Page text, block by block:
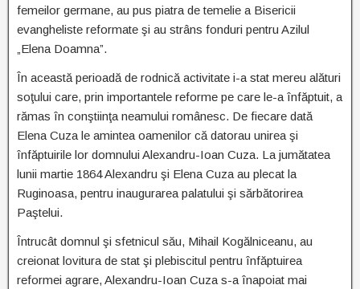
femeilor germane, au pus piatra de temelie a Bisericii
evangheliste reformate şi au strâns fonduri pentru Azilul
„Elena Doamna”.
În această perioadă de rodnică activitate i-a stat mereu alături
soţului care, prin importantele reforme pe care le-a înfăptuit, a
rămas în conştiinţa neamului românesc. De fiecare dată
Elena Cuza le amintea oamenilor că datorau unirea şi
înfăptuirile lor domnului Alexandru-Ioan Cuza. La jumătatea
lunii martie 1864 Alexandru şi Elena Cuza au plecat la
Ruginoasa, pentru inaugurarea palatului şi sărbătorirea
Paştelui.
Întrucât domnul şi sfetnicul său, Mihail Kogălniceanu, au
creionat lovitura de stat şi plebiscitul pentru înfăptuirea
reformei agrare, Alexandru-Ioan Cuza s-a înapoiat mai